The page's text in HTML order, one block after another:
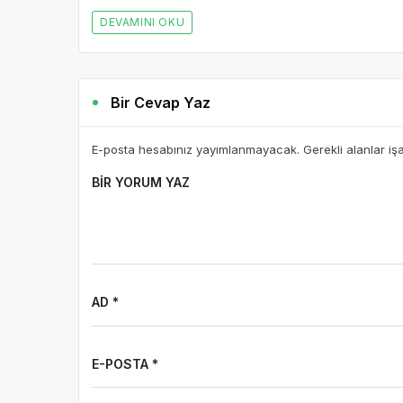
DEVAMINI OKU
Bir Cevap Yaz
E-posta hesabınız yayımlanmayacak. Gerekli alanlar
BIR YORUM YAZ
AD *
E-POSTA *